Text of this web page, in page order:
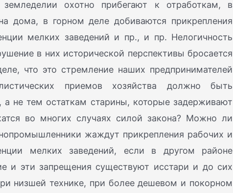
охотно прибегают к отработкам, в
дома, в горном деле добиваются прикрепления
мелких заведений и пр., и пр. Нелогичность
в них исторической перспективы бросается
что это стремление наших предпринимателей
приемов хозяйства должно быть
а не тем остаткам старины, которые задерживают
во многих случаях силой закона? Можно ли
жаждут прикрепления рабочих и
мелких заведений, если в другом районе
и эти запрещения существуют исстари и до сих
низшей технике, при более дешевом и покорном